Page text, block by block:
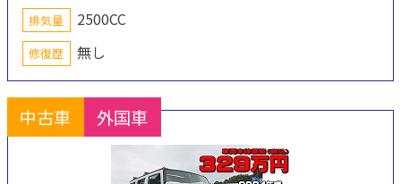
排気量 2500CC
修復歴 無し
中古車 外国車